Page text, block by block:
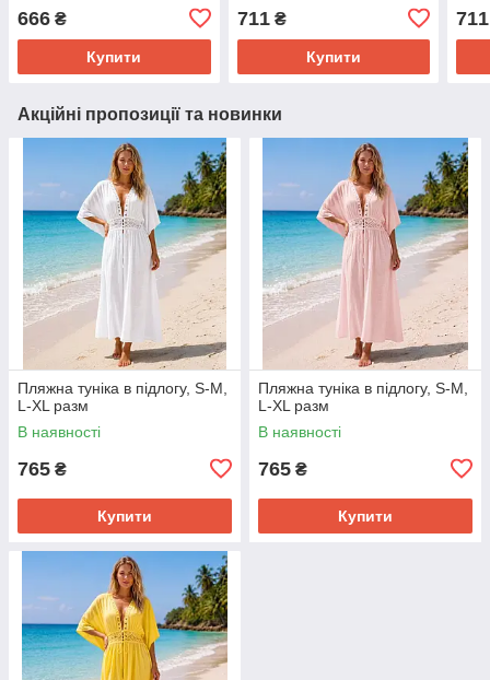
666 ₴
Купити
711₴
Купити
711
Акційні пропозиції та новинки
Пляжна туніка в підлогу, S-M,
L-XL разм
В наявності
765 ₴
Купити
Пляжна туніка в підлогу, S-M,
L-XL разм
В наявності
765 ₴
Купити